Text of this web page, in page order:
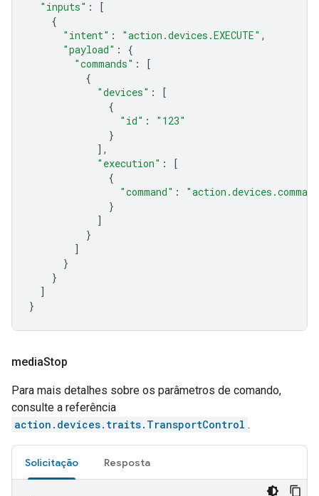
"inputs" :
[
{
"intent" : "action.devices.EXECUTE" ,
"payload" :
{
"commands" :
[
{
"devices" :
[
{
"id" :
"123"
}
],
"execution" :
[
{
"command" :
}
]
}
]
}
}
]
}
mediaStop
Para mais detalhes sobre os parâmetros de comando,
consulte a referência
action.devices.traits.TransportControl .
Solicitação Resposta